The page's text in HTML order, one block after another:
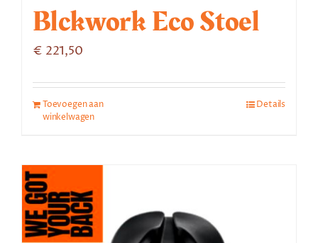
Blckwork Eco Stoel
€ 221,50
Toevoegen aan
winkelwagen
Details